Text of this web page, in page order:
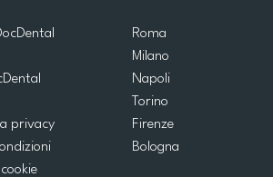
privacy
Roma
Milano
Napoli
Torino
Firenze
Bologna